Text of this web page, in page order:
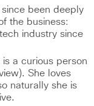
been deeply
the business:
industry since
a curious person
She loves
naturally she is